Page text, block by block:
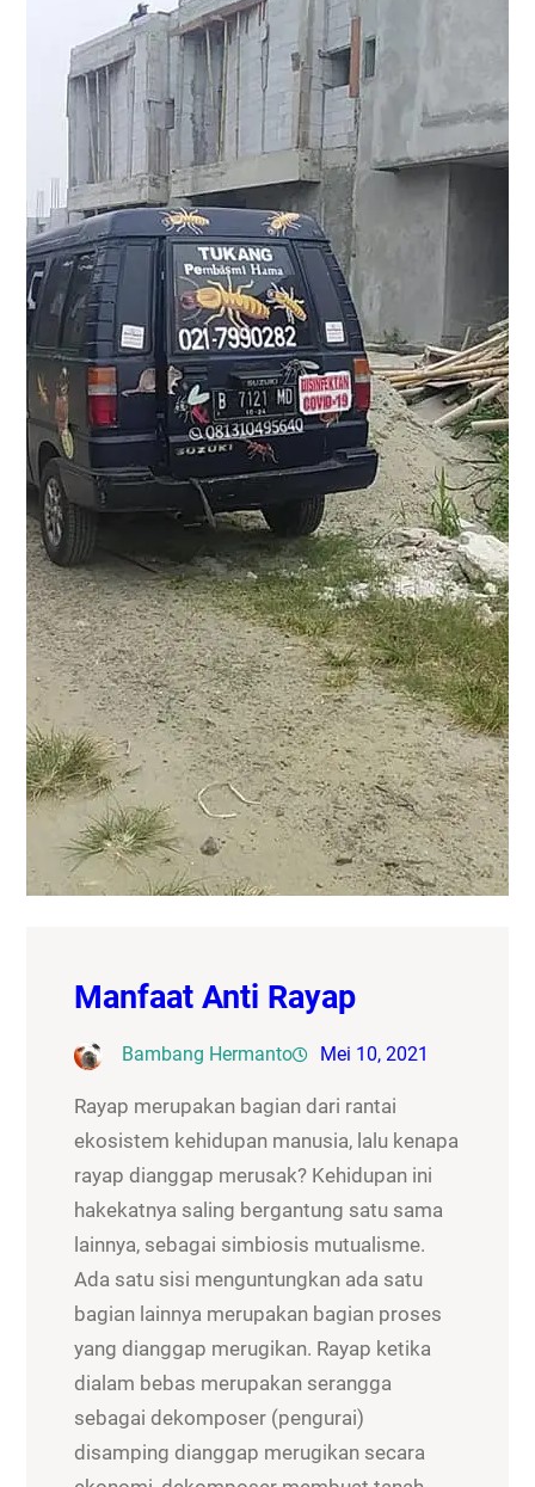
Manfaat Anti Rayap
Bambang Hermanto Mei 10, 2021
Rayap merupakan bagian dari rantai
ekosistem kehidupan manusia, lalu kenapa
rayap dianggap merusak? Kehidupan ini
hakekatnya saling bergantung satu sama
lainnya, sebagai simbiosis mutualisme.
Ada satu sisi menguntungkan ada satu
bagian lainnya merupakan bagian proses
yang dianggap merugikan. Rayap ketika
dialam bebas merupakan serangga
sebagai dekomposer (pengurai)
disamping dianggap merugikan secara